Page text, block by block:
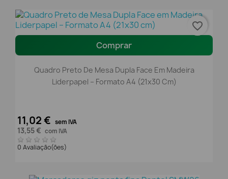
Comprar
Quadro Preto De Mesa Dupla Face Em Madeira
Liderpapel – Formato A4 (21x30 Cm)
11,02 € sem IVA
13,55 € com IVA
0 Avaliação(ões)
favorite_border